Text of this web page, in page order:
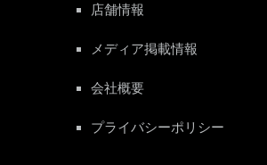
店舗情報
メディア掲載情報
会社概要
プライバシーポリシー